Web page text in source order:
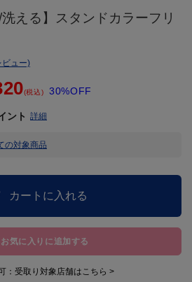
洗える】スタンドカラーフリ
ビュー)
(税込) 30%OFF
ント 詳細
の対象商品
カートに入れる
お気に入りに追加する
： 受取り対象店舗はこちら >